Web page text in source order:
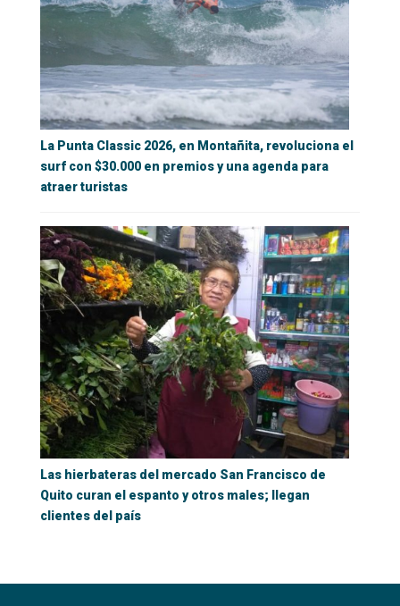
La Punta Classic 2026, en Montañita, revoluciona el
surf con $30.000 en premios y una agenda para
atraer turistas
Las hierbateras del mercado San Francisco de
Quito curan el espanto y otros males; llegan
clientes del país